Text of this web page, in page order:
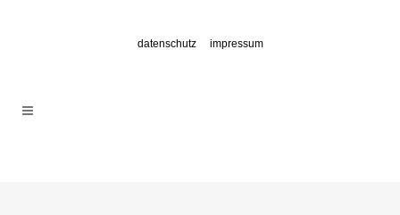
datenschutz impressum